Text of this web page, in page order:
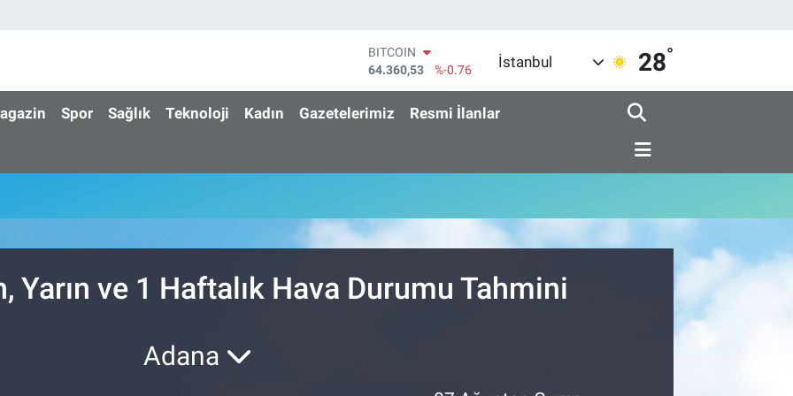
BITCOIN
64.360,53
%-0.76
47,7069
%0.17
EURO
64,1897
%0.02
BİST100
13.887
%64
İstanbul 28°
Spor Sağlık Teknoloji Kadın Gazetelerimiz Resmi İlanlar
Yarın ve 1 Haftalık Hava Durumu Tahmini
Adana